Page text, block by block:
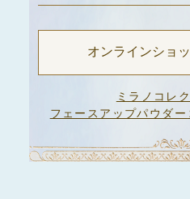
オンラインショ
ミラノコレ
フェースアップパウダー